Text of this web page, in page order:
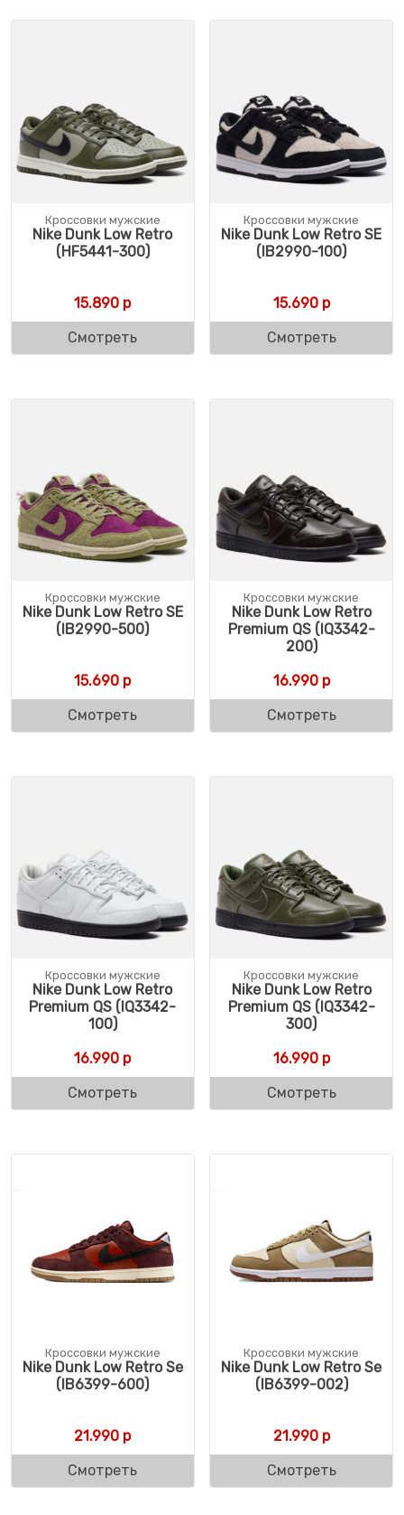
Кроссовки мужские
Nike Dunk Low Retro
(HF5441-300)
15.890 р
Смотреть
Кроссовки мужские
Nike Dunk Low Retro SE
(IB2990-100)
15.690р
Смотреть
Кроссовки мужские
Nike Dunk Low Retro SE
(IB2990-500)
15.690 р
Смотреть
Кроссовки мужские
Nike Dunk Low Retro
Premium QS (IQ3342-
200)
16.990р
Смотреть
Кроссовки мужские
Nike Dunk Low Retro
Premium QS (IQ3342-
100)
16.990 р
Смотреть
Кроссовки мужские
Nike Dunk Low Retro
Premium QS (IQ3342-
300)
16.990р
Смотреть
Кроссовки мужские
Nike Dunk Low Retro Se
(IB6399-600)
21.990 р
Смотреть
Кроссовки мужские
Nike Dunk Low Retro Se
(IB6399-002)
21.990р
Смотреть